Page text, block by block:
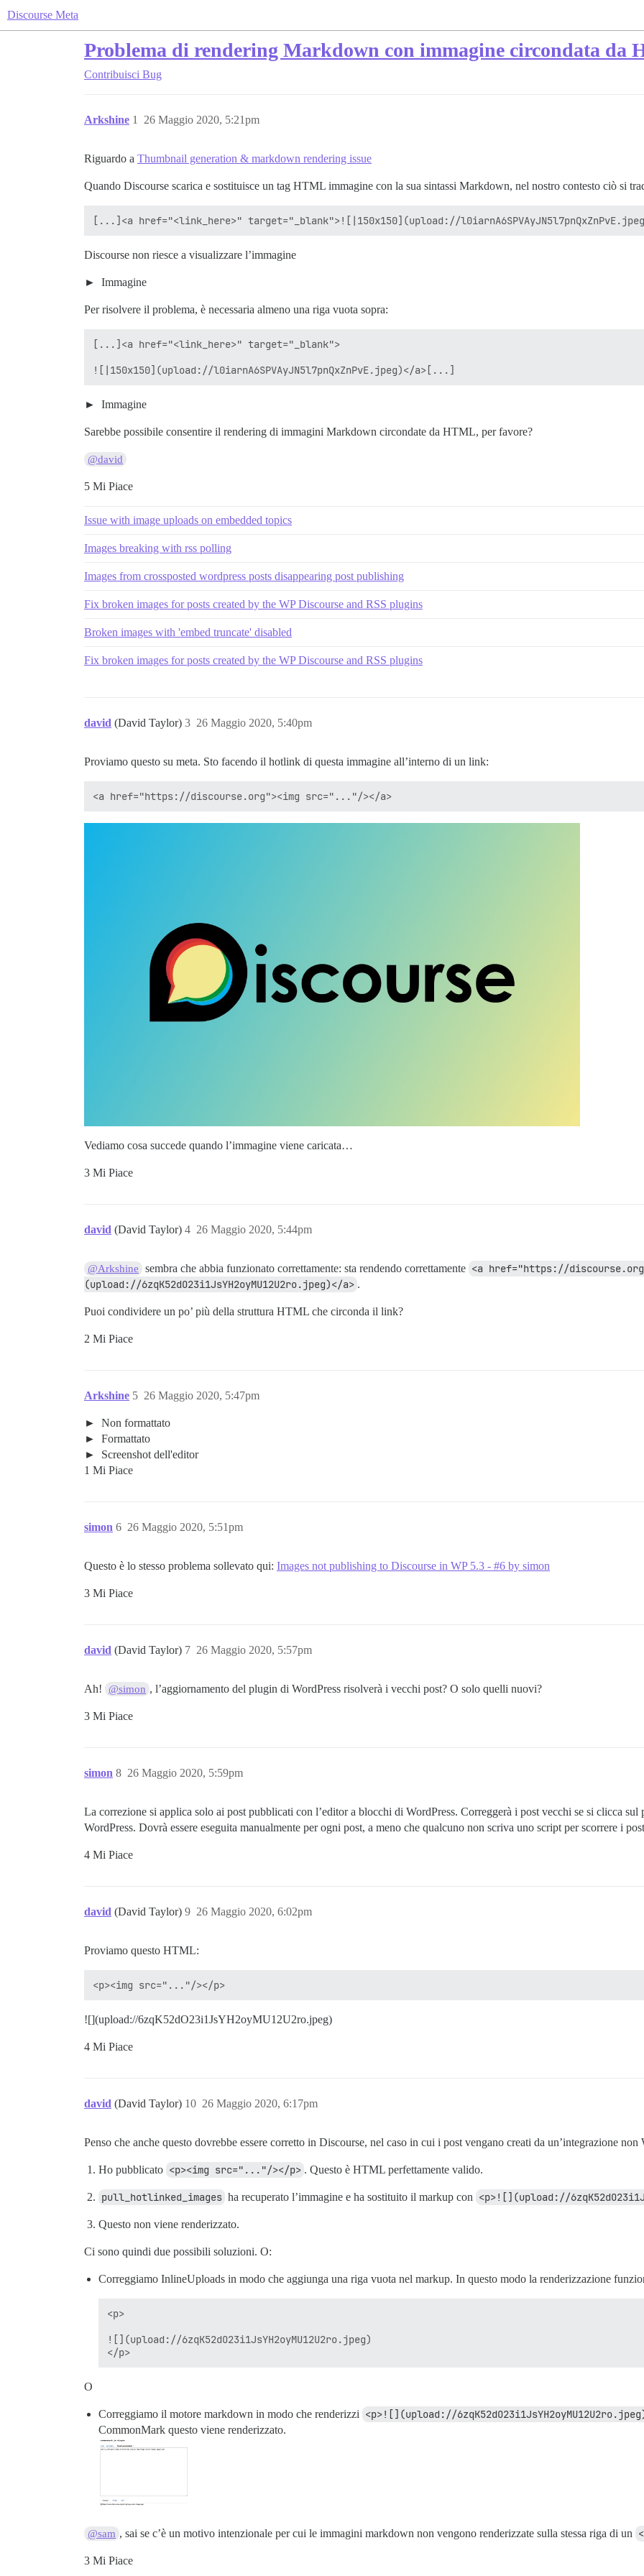
Discourse Meta
Problema di rendering Markdown con immagine circondata da
Contribuisci Bug
Arkshine 26 Maggio 2020, 5:21pm
1
Riguardo a Thumbnail generation & markdown rendering issue
Quando Discourse scarica e sostituisce un tag HTML immagine con la sua sintassi Markdown, nel nostro contesto ciò si
Discourse non riesce a visualizzare l’immagine
Immagine
Per risolvere il problema, è necessaria almeno una riga vuota sopra:
[...]<a href="<link_here>" target="_blank">
Immagine
Sarebbe possibile consentire il rendering di immagini Markdown circondate da HTML, per favore?
@david
5 Mi Piace
Issue with image uploads on embedded topics
Images breaking with rss polling
Images from crossposted wordpress posts disappearing post publishing
Fix broken images for posts created by the WP Discourse and RSS plugins
Broken images with 'embed truncate' disabled
Fix broken images for posts created by the WP Discourse and RSS plugins
david (David Taylor) 26 Maggio 2020, 5:40pm
3
Proviamo questo su meta. Sto facendo il hotlink di questa immagine all’interno di un link:
Vediamo cosa succede quando l’immagine viene caricata…
3 Mi Piace
david (David Taylor) 26 Maggio 2020, 5:44pm
4
@Arkshine sembra che abbia funzionato correttamente: sta rendendo correttamente <a href="https://
(upload://6zqK52dO23i1JsYH2oyMU12U2ro.jpeg)</a> .
Puoi condividere un po’ più della struttura HTML che circonda il link?
2 Mi Piace
Arkshine 26 Maggio 2020, 5:47pm
5
Non formattato
Formattato
Screenshot dell'editor
1 Mi Piace
simon 26 Maggio 2020, 5:51pm
6
Questo è lo stesso problema sollevato qui: Images not publishing to Discourse in WP 5.3 - #6 by simon
3 Mi Piace
david (David Taylor) 26 Maggio 2020, 5:57pm
7
Ah! @simon , l’aggiornamento del plugin di WordPress risolverà i vecchi post? O solo quelli nuovi?
3 Mi Piace
simon 26 Maggio 2020, 5:59pm
8
La correzione si applica solo ai post pubblicati con l’editor a blocchi di WordPress. Correggerà i post vecchi se si clicca sul
WordPress. Dovrà essere eseguita manualmente per ogni post, a meno che qualcuno non scriva uno script per scorrere i
4 Mi Piace
david (David Taylor) 26 Maggio 2020, 6:02pm
9
Proviamo questo HTML:
![](upload://6zqK52dO23i1JsYH2oyMU12U2ro.jpeg)
4 Mi Piace
david (David Taylor) 26 Maggio 2020, 6:17pm
10
Penso che anche questo dovrebbe essere corretto in Discourse, nel caso in cui i post vengano creati da un’integrazione non
Ho pubblicato <p><img src="..."/></p> . Questo è HTML perfettamente valido.
pull_hotlinked_images ha recuperato l’immagine e ha sostituito il markup con <p>![](upload://
Questo non viene renderizzato.
Ci sono quindi due possibili soluzioni. O:
Correggiamo InlineUploads in modo che aggiunga una riga vuota nel markup. In questo modo la renderizzazione
<p>
![](upload://6zqK52dO23i1JsYH2oyMU12U2ro.jpeg)
O
Correggiamo il motore markdown in modo che renderizzi <p>![](upload://
CommonMark questo viene renderizzato.
@sam , sai se c’è un motivo intenzionale per cui le immagini markdown non vengono renderizzate sulla stessa riga di un
3 Mi Piace